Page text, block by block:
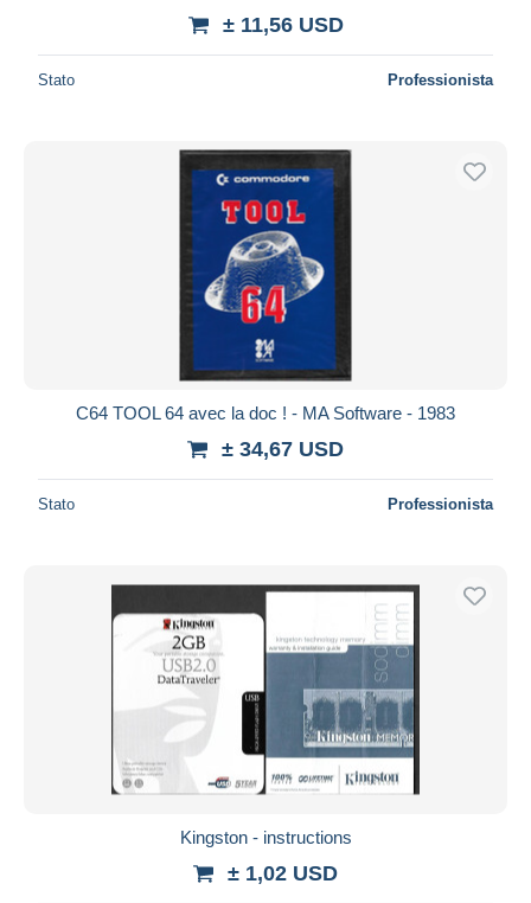
± 11,56 USD
Stato Professionista
C64 TOOL 64 avec la doc ! - MA Software - 1983
± 34,67 USD
Stato Professionista
Kingston - instructions
± 1,02 USD